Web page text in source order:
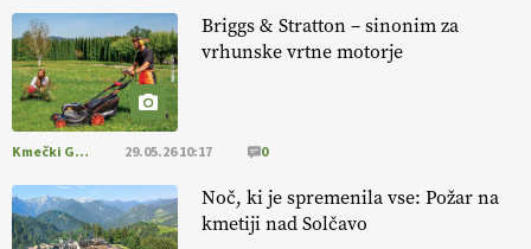
vinarsko posestvo DUCAL
Briggs & Stratton – sinonim za
vrhunske vrtne motorje
Kmečki Glas 29.05.26 10:17 0
Noč, ki je spremenila vse: Požar na
kmetiji nad Solčavo